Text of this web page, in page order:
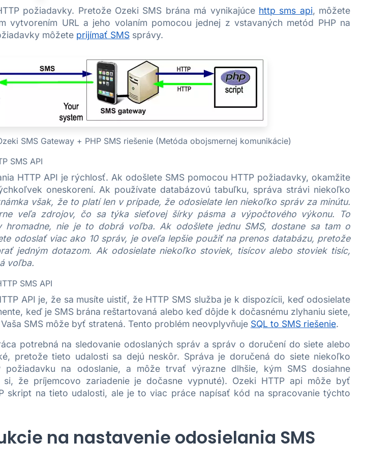
požiadavky. Pretože Ozeki SMS brána má vynikajúce http sms api, môžete
vytvorením URL a jeho volaním pomocou jednej z vstavaných metód PHP na
môžete prijímať SMSsprávy.
SMS Gateway + PHP SMS riešenie (Metóda obojsmernej komunikácie)
SMS API
HTTP API je rýchlosť. Ak odošlete SMS pomocou HTTP požiadavky, okamžite
oneskorení. Ak používate databázovú tabuľku, správa strávi niekoľko
však, že to platí len v prípade, že odosielate len niekoľko správ za minútu.
veľa zdrojov, čo sa týka sieťovej šírky pásma a výpočtového výkonu. To
hromadne, nie je to dobrá voľba. Ak odošlete jednu SMS, dostane sa tam o
odoslať viac ako 10 správ, je oveľa lepšie použiť na prenos databázu, pretože
jedným dotazom. Ak odosielate niekoľko stoviek, tisícov alebo stoviek tisíc,
voľba.
SMS API
API je, že sa musíte uistiť, že HTTP SMS služba je k dispozícii, keď odosielate
keď je SMS brána reštartovaná alebo keď dôjde k dočasnému zlyhaniu siete,
SMS môže byť stratená. Tento problém neovplyvňuje SQL to SMS riešenie.
potrebná na sledovanie odoslaných správ a správ o doručení do siete alebo
pretože tieto udalosti sa dejú neskôr. Správa je doručená do siete niekoľko
na odoslanie, a môže trvať výrazne dlhšie, kým SMS dosiahne
si, že príjemcovo zariadenie je dočasne vypnuté). Ozeki HTTP api môže byť
skript na tieto udalosti, ale je to viac práce napísať kód na spracovanie týchto
na nastavenie odosielania SMS